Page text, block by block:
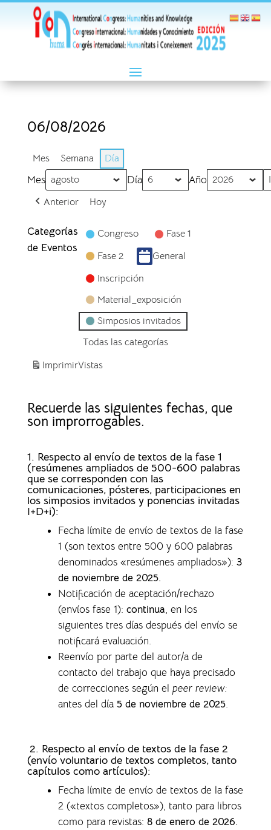
06/08/2026
Mes Semana Día
Mes Día Año
Anterior Hoy
Categorías
de Eventos
Congreso
Fase 1
Fase 2
General
Inscripción
Material_exposición
Simposios invitados
Todas las categorías
ImprimirVistas
Recuerde las siguientes fechas, que
son improrrogables.
1. Respecto al envío de textos de la fase 1
(resúmenes ampliados de 500-600 palabras
que se corresponden con las
comunicaciones, pósteres, participaciones en
los simposios invitados y ponencias invitadas
I+D+i):
Fecha límite de envío de textos de la fase
1 (son textos entre 500 y 600 palabras
denominados «resúmenes ampliados»): 3
de noviembre de 2025.
Notificación de aceptación/rechazo
(envíos fase 1): continua, en los
siguientes tres días después del envío se
notificará evaluación.
Reenvío por parte del autor/a de
contacto del trabajo que haya precisado
de correcciones según el peer review:
antes del día 5 de noviembre de 2025.
2. Respecto al envío de textos de la fase 2
(envío voluntario de textos completos, tanto
capítulos como artículos):
Fecha límite de envío de textos de la fase
2 («textos completos»), tanto para libros
como para revistas: 8 de enero de 2026.